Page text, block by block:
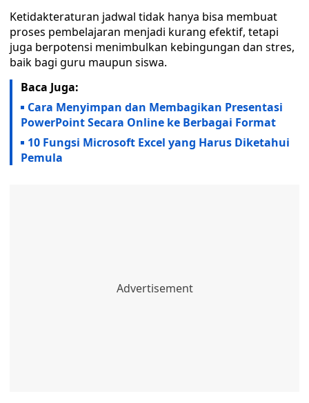
Ketidakteraturan jadwal tidak hanya bisa membuat
proses pembelajaran menjadi kurang efektif, tetapi
juga berpotensi menimbulkan kebingungan dan stres,
baik bagi guru maupun siswa.
Baca Juga:
Cara Menyimpan dan Membagikan Presentasi
PowerPoint Secara Online ke Berbagai Format
10 Fungsi Microsoft Excel yang Harus Diketahui
Pemula